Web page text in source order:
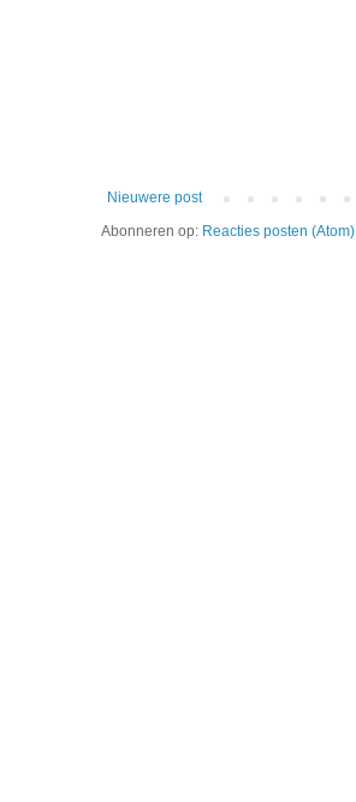
Nieuwere post
Abonneren op: Reacties posten (Atom)